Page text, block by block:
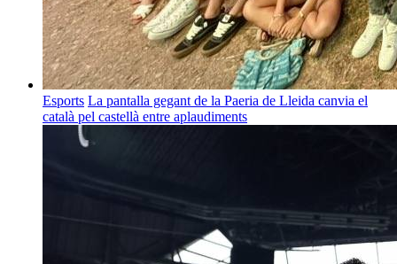
Esports La pantalla gegant de la Paeria de Lleida canvia el
català pel castellà entre aplaudiments